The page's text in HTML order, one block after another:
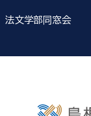
法文学部同窓会